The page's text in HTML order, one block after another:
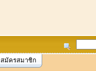
สมัครสมาชิก